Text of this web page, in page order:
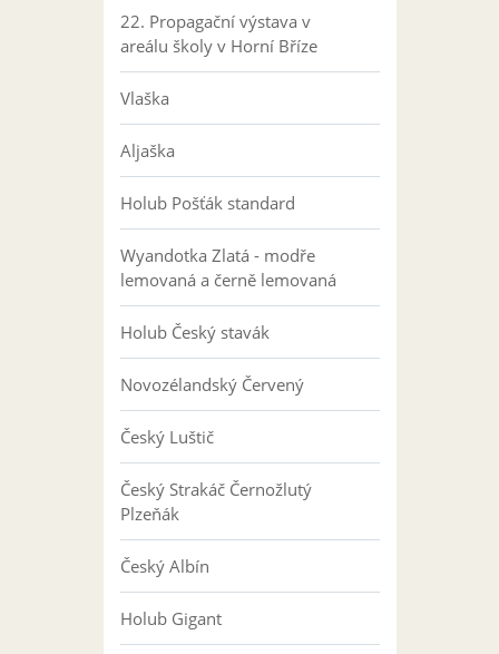
22. Propagační výstava v
areálu školy v Horní Bříze
Vlaška
Aljaška
Holub Pošťák standard
Wyandotka Zlatá - modře
lemovaná a černě lemovaná
Holub Český stavák
Novozélandský Červený
Český Luštič
Český Strakáč Černožlutý
Plzeňák
Český Albín
Holub Gigant